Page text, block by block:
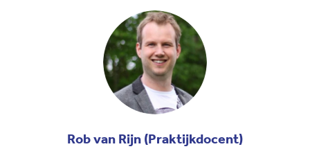
Rob van Rijn (Praktijkdocent)